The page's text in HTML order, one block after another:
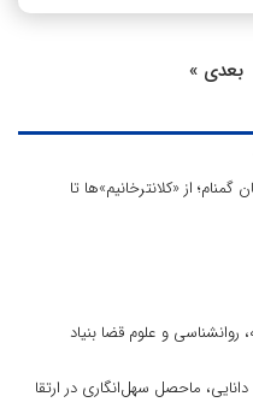
بعدی »
گمنام؛ از «کلانترخانیم»ها تا
روانشناسی و علوم قضا بنیاد
ماحصل سهل‌انگاری در ارتقا